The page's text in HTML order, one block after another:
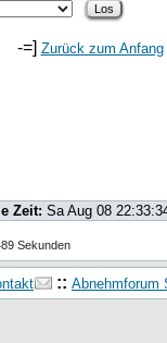
-=] Zurück zum Anfang
Zeit: Sa Aug 08
Sekunden
:: Abnehmforum